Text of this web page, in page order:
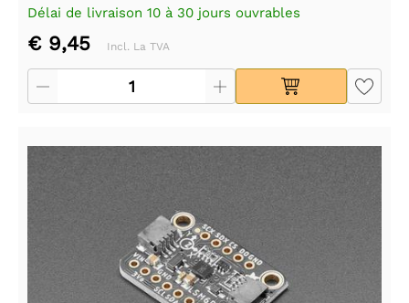
Délai de livraison 10 à 30 jours ouvrables
€ 9,45 Incl. La TVA